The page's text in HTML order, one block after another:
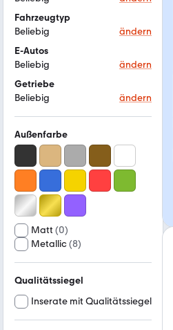
Fahrzeugtyp
Beliebig
ändern
E-Autos
Beliebig
ändern
Getriebe
Beliebig
ändern
Außenfarbe
Matt (0)
Metallic(8)
Qualitätssiegel
Inserate mit Qualitätssiegel